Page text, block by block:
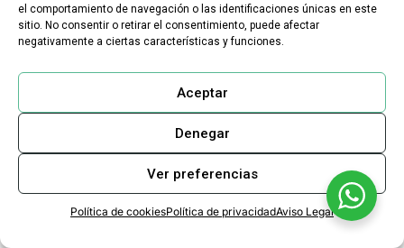
el comportamiento de navegación o las identificaciones únicas en este
sitio. No consentir o retirar el consentimiento, puede afectar
negativamente a ciertas características y funciones.
Aceptar
Denegar
Ver preferencias
Política de cookiesPolítica de privacidadAviso Legal